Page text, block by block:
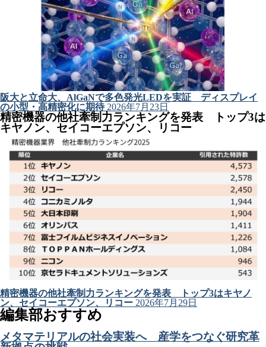
阪大と立命大、AlGaNで多色発光LEDを実証 ディスプレイ
の小型・高精密化に期待 2026年7月23日
精密機器の他社牽制力ランキングを発表 トップ3は
キヤノン、セイコーエプソン、リコー
精密機器の他社牽制力ランキングを発表 トップ3はキヤノ
ン、セイコーエプソン、リコー 2026年7月29日
編集部おすすめ
メタマテリアルの社会実装へ 産学をつなぐ研究革